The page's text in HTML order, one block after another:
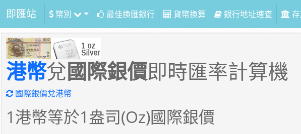
即匯站 幣別 最佳換匯銀行 貨幣換算 銀行地址速查
港幣兌國際銀價即時匯率計算機
國際銀價兌港幣
1港幣等於1盎司(Oz)國際銀價